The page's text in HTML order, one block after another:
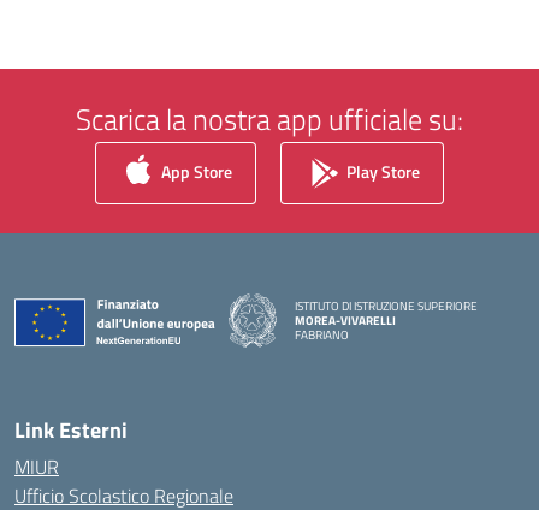
Scarica la nostra app ufficiale su:
App Store Play Store
ISTITUTO DI ISTRUZIONE SUPERIORE
MOREA-VIVARELLI
FABRIANO
Link Esterni
MIUR
Ufficio Scolastico Regionale